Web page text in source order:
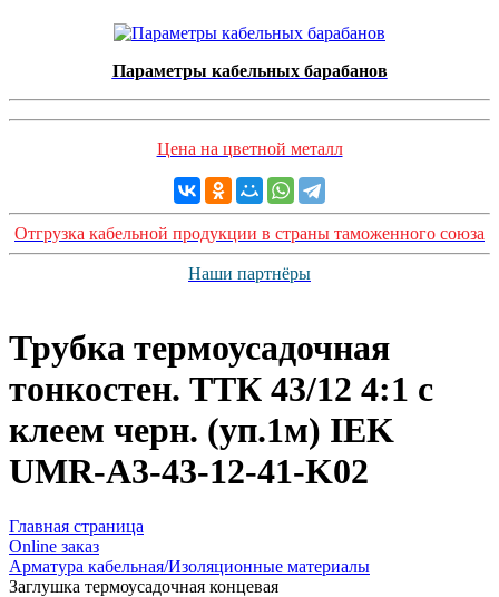
Параметры кабельных барабанов
Цена на цветной металл
Отгрузка кабельной продукции в страны таможенного союза
Наши партнёры
Трубка термоусадочная
тонкостен. ТТК 43/12 4:1 с
клеем черн. (уп.1м) IEK
UMR-A3-43-12-41-K02
Главная страница
Оnline заказ
Арматура кабельная/Изоляционные материалы
Заглушка термоусадочная концевая